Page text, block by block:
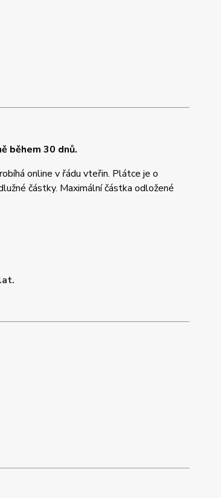
během 30 dnů.
online v řádu vteřin. Plátce je o
částky. Maximální částka odložené